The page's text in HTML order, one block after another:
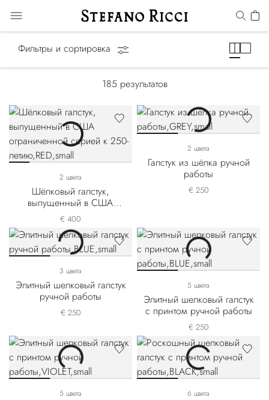
Фильтры и сортировка
185 результатов
2 цвета
Шёлковый галстук,
выпущенный в США
ограниченной серией к
250-летию
€ 400
2 цвета
Галстук из шёлка ручной
работы
€ 250
3 цвета
Элитный шелковый галстук
ручной работы
€ 250
5 цвета
Элитный шелковый галстук
с принтом ручной работы
€ 250
5 цвета 6 цвета